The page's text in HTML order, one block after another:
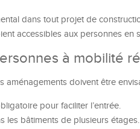
dans tout projet de
accessibles aux personnes en
à mobilité
aménagements doivent être
pour faciliter l’entrée.
les bâtiments de plusieurs étages.